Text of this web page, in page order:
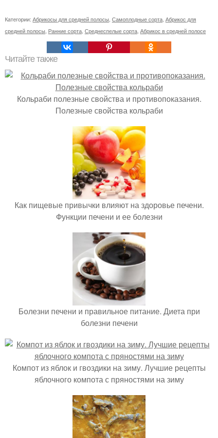
Категории: Абрикосы для средней полосы Самоплодные сорта Абрикос для
средней полосы Ранние сорта Среднеспелые сорта Абрикос в средней полосе
Читайте также
Кольраби полезные свойства и противопоказания.
Полезные свойства кольраби
Как пищевые привычки влияют на здоровье печени.
Функции печени и ее болезни
Болезни печени и правильное питание. Диета при
болезни печени
Компот из яблок и гвоздики на зиму. Лучшие рецепты
яблочного компота с пряностями на зиму